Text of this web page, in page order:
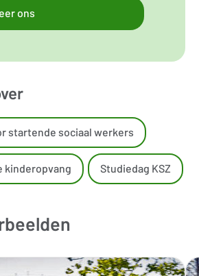
ons
startende sociaal werkers
kinderopvang Studiedag KSZ